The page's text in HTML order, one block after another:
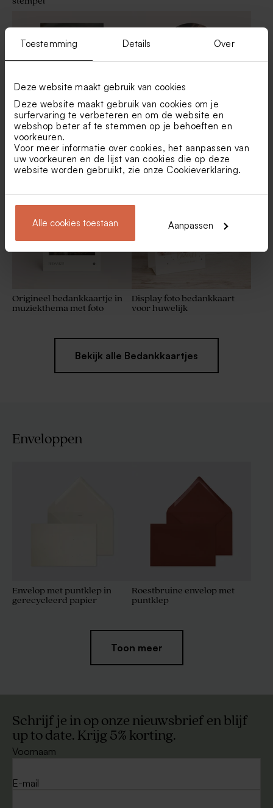
Toestemming Details Over
Deze website maakt gebruik van cookies
Deze website maakt gebruik van cookies om je
surfervaring te verbeteren en om de website en
webshop beter af te stemmen op je behoeften en
voorkeuren.
Voor meer informatie over cookies, het aanpassen van
uw voorkeuren en de lijst van cookies die op deze
website worden gebruikt, zie onze Cookieverklaring.
Alle cookies toestaan Aanpassen
Tetra zakje ivoor
Droogbloemboeketje wit (12
cm)
Bedankkaart met foto en
tekst in goudfolie
bruiloft in stolpvorm met
foto
Origineel bedankkaartje in
muziekthema met foto
Display foto bedankkaart
voor huwelijk
Bekijk alle Bedankkaartjes
Enveloppen
Envelop met puntklep in
gerecycleerd papier
Roestbruine envelop met
puntklep
Envelop terra trouwkaarten
Toon meer
Schrijf je in op onze nieuwsbrief en blijf
up to date. Krijg 5% korting.
Voornaam
E-mail